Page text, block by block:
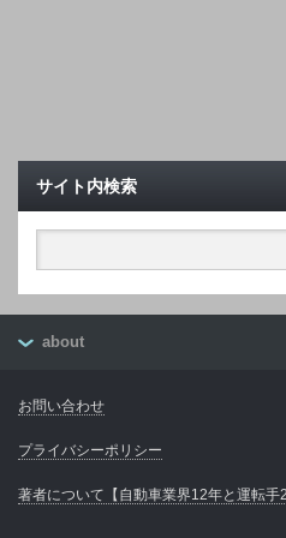
サイト内検索
about
お問い合わせ
プライバシーポリシー
著者について【自動車業界12年と運転手